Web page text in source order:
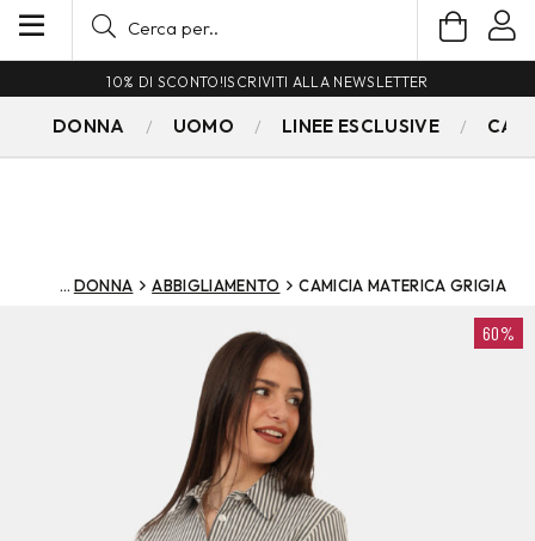
10% DI SCONTO!ISCRIVITI ALLA NEWSLETTER
DONNA UOMO LINEE ESCLUSIVE
DONNA ABBIGLIAMENTO CAMICIA MATERICA GRIGIA
60%